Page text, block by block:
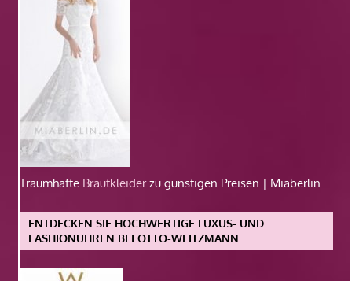
Traumhafte Brautkleiderzu günstigen Preisen | Miaberlin
ENTDECKEN SIE HOCHWERTIGE LUXUS- UND
FASHIONUHREN BEI OTTO-WEITZMANN